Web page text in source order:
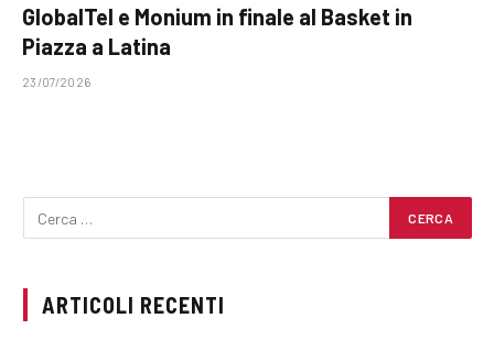
GlobalTel e Monium in finale al Basket in
Piazza a Latina
23/07/2026
ARTICOLI RECENTI